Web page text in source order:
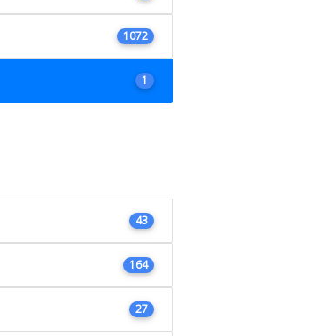
1072
1
43
164
27